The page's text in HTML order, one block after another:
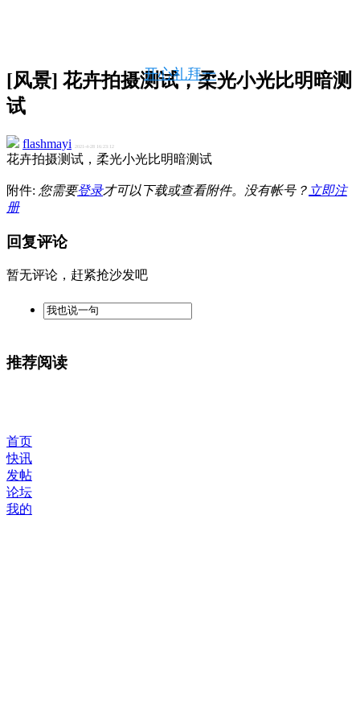
开心礼拜一
[风景] 花卉拍摄测试，柔光小光比明暗测
试
flashmayi 2021-4-28 16:23:12
花卉拍摄测试，柔光小光比明暗测试
附件: 您需要登录才可以下载或查看附件。没有帐号？ 立即注
册
回复评论
暂无评论，赶紧抢沙发吧
推荐阅读
首页
快讯
发帖
论坛
我的